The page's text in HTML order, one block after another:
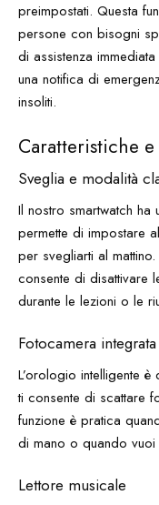
preimpostati. Questa
persone con bisogni
di assistenza
una notifica di
insoliti.
Caratteristiche
Sveglia e modalità
Il nostro smartwatch ha
permette di impostare
per svegliarti al
consente di disattivare
durante le lezioni o le
Fotocamera integrata
L’orologio intelligente
ti consente di scattare
funzione è pratica
di mano o quando vuoi
Lettore musicale